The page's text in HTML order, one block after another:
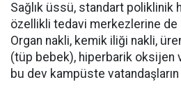
Sağlık üssü, standart poliklinik
özellikli tedavi merkezlerine de
Organ nakli, kemik iliği nakli,
(tüp bebek), hiperbarik oksijen
bu dev kampüste